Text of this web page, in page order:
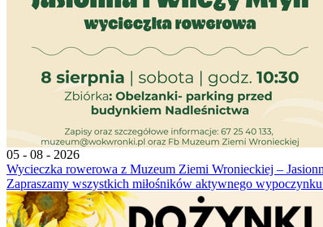
05 - 08 - 2026
Wycieczka rowerowa z Muzeum Ziemi Wronieckiej –
Zapraszamy wszystkich miłośników aktywnego